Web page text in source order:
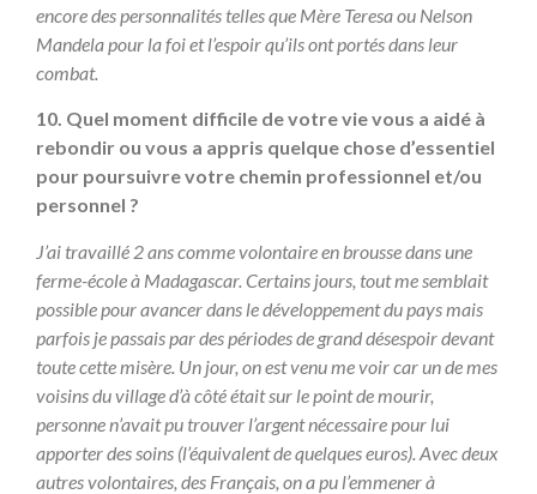
encore des personnalités telles que Mère Teresa ou Nelson
Mandela pour la foi et l’espoir qu’ils ont portés dans leur
combat.
10. Quel moment difficile de votre vie vous a aidé à
rebondir ou vous a appris quelque chose d’essentiel
pour poursuivre votre chemin professionnel et/ou
personnel ?
J’ai travaillé 2 ans comme volontaire en brousse dans une
ferme-école à Madagascar. Certains jours, tout me semblait
possible pour avancer dans le développement du pays mais
parfois je passais par des périodes de grand désespoir devant
toute cette misère. Un jour, on est venu me voir car un de mes
voisins du village d’à côté était sur le point de mourir,
personne n’avait pu trouver l’argent nécessaire pour lui
apporter des soins (l’équivalent de quelques euros). Avec deux
autres volontaires, des Français, on a pu l’emmener à